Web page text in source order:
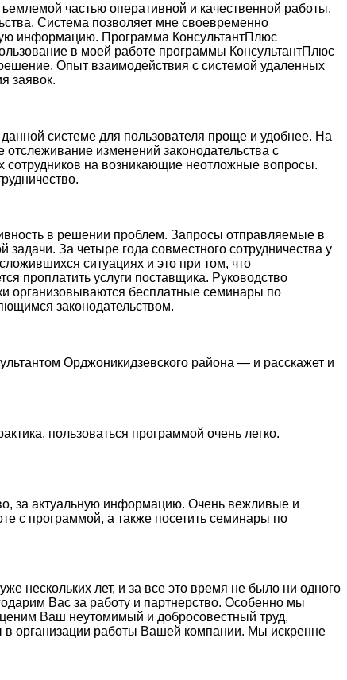
частью оперативной и качественной работы.
Система позволяет мне своевременно
информацию. Программа КонсультантПлюс
в моей работе программы КонсультантПлюс
Опыт взаимодействия с системой удаленных
заявок.
системе для пользователя проще и удобнее. На
изменений законодательства с
на возникающие неотложные вопросы.
в решении проблем. Запросы отправляемые в
За четыре года совместного сотрудничества у
ситуациях и это при том, что
проплатить услуги поставщика. Руководство
организовываются бесплатные семинары по
законодательством.
Орджоникидзевского района — и расскажет и
пользоваться программой очень легко.
за актуальную информацию. Очень вежливые и
с программой, а также посетить семинары по
нескольких лет, и за все это время не было ни одного
Вас за работу и партнерство. Особенно мы
Ваш неутомимый и добросовестный труд,
в организации работы Вашей компании. Мы искренне